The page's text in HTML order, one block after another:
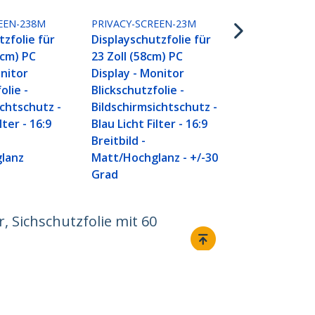
238M
für
PC
-
-
- 16:9
PRIVACY-SCREEN-23M
Displayschutzfolie für
23 Zoll (58cm) PC
Display - Monitor
Blickschutzfolie -
Bildschirmsichtschutz -
Blau Licht Filter - 16:9
Breitbild -
Matt/Hochglanz - +/-30
Grad
Sichschutzfolie mit 60